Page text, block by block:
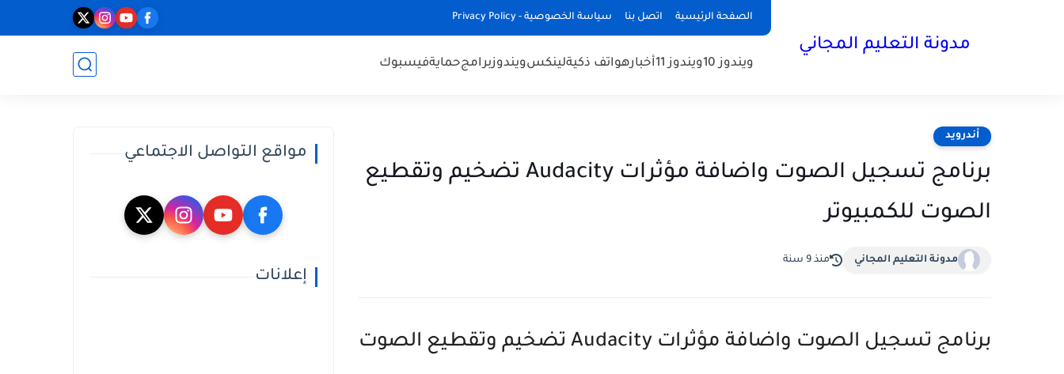
الصفحة الرئيسية اتصل بنا سياسة الخصوصية - Privacy Policy
مدونة التعليم المجاني
ويندوز 10 ويندوز 11 أخبارهواتف ذكيةلينكسويندوزبرامجحمايةفيسبوك
أندرويد
برنامج تسجيل الصوت واضافة مؤثرات Audacity تضخيم وتقطيع
الصوت للكمبيوتر
مدونة التعليم المجاني منذ 9 سنة
برنامج تسجيل الصوت واضافة مؤثرات Audacity تضخيم وتقطيع الصوت
مواقع التواصل الاجتماعي
إعلانات